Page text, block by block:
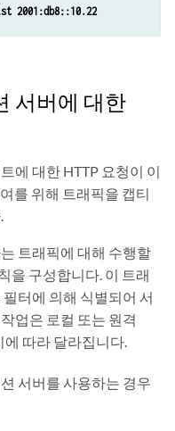
2001:db8::10.22
서버에 대한
에 대한 HTTP 요청이 이
를 위해 트래픽을 캡티
트래픽에 대해 수행할
을 구성합니다. 이 트래
터에 의해 식별되어 서
업은 로컬 또는 원격
따라 달라집니다.
서버를 사용하는 경우